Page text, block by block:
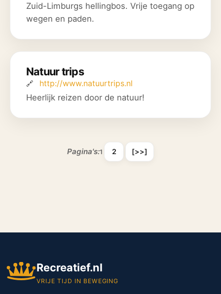
Zuid-Limburgs hellingbos. Vrije toegang op
wegen en paden.
Natuur trips
http://www.natuurtrips.nl
Heerlijk reizen door de natuur!
Pagina's:1 2 [>>]
Recreatief.nl
VRIJE TIJD IN BEWEGING